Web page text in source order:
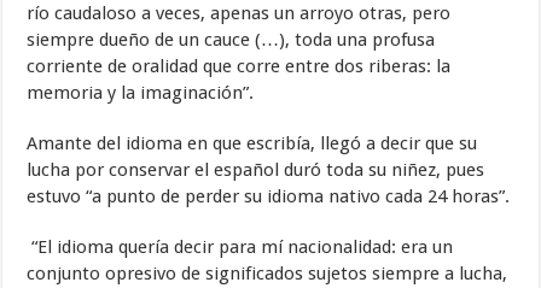
río caudaloso a veces, apenas un arroyo otras, pero
siempre dueño de un cauce (…), toda una profusa
corriente de oralidad que corre entre dos riberas: la
memoria y la imaginación”.
Amante del idioma en que escribía, llegó a decir que su
lucha por conservar el español duró toda su niñez, pues
estuvo “a punto de perder su idioma nativo cada 24 horas”.
“El idioma quería decir para mí nacionalidad: era un
conjunto opresivo de significados sujetos siempre a lucha,